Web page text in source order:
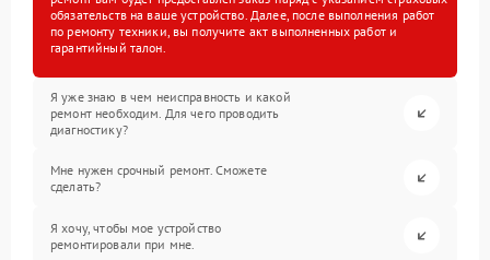
обязательств на ваше устройство. Далее, после выполнения работ
по ремонту техники, вы получите акт выполненных работ и
гарантийный талон.
Я уже знаю в чем неисправность и какой
ремонт необходим. Для чего проводить
диагностику?
Мне нужен срочный ремонт. Сможете
сделать?
Я хочу, чтобы мое устройство
ремонтировали при мне.